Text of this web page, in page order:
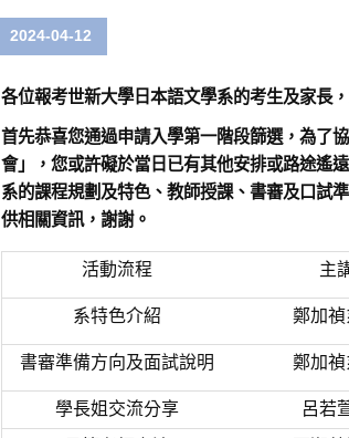
2024-04-12
各位報考世新大學日本語文學系的考生及家長，
首先恭喜您通過申請入學第一階段篩選，為了
會」，您或許礙於當日已有其他安排或路途遙
系的課程規劃及特色、教師授課、書審及口試
供相關資訊，謝謝。
活動流程 主
系特色介紹 鄭加
書審準備方向及面試說明 鄭加
學長姐交流分享
呂若